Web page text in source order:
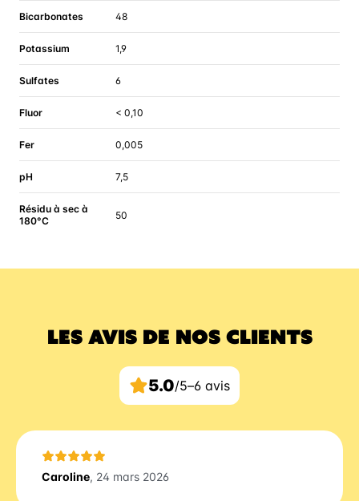
Bicarbonates 48
Potassium 1,9
Sulfates 6
Fluor < 0,10
Fer 0,005
pH 7,5
Résidu à sec à
180°C
50
LES AVIS DE NOS CLIENTS
5.0/5–6 avis
Caroline, 24 mars 2026